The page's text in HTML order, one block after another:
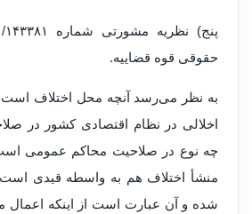
حقوقی قوه قضاییه.
به نظر می‌رسد آنچه محل اختلاف
اخلالی در نظام اقتصادی کشور در
چه نوع در صلاحیت محاکم عمومی
شده و آن عبارت است از اینکه اعمال